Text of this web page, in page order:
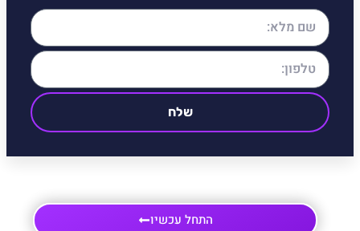
שלח
התחל עכשיו